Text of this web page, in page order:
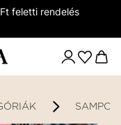
feletti rendelés